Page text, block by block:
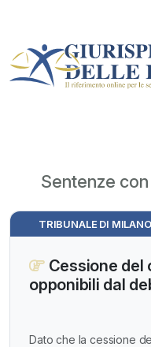
Sentenze
TRIBUNALE DI
Cessione del
opponibili dal
Dato che la cessione